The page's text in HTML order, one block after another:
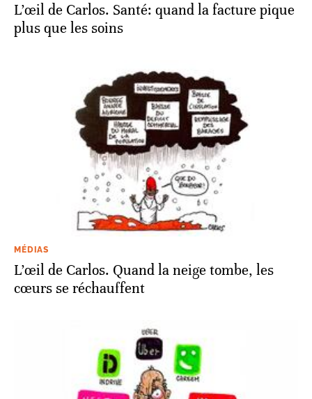
L’œil de Carlos. Santé: quand la facture pique
plus que les soins
MÉDIAS
L’œil de Carlos. Quand la neige tombe, les
cœurs se réchauffent